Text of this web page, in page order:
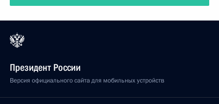
Президент России
Версия официального сайта для мобильных устройств